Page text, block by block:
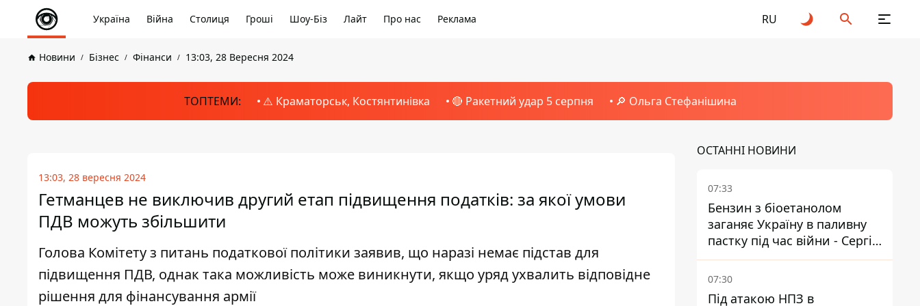
Україна Війна Столиця Гроші Шоу-Біз Лайт Про нас Реклама RU
Новини Бізнес Фінанси 13:03, 28 Вересня 2024
ТОПТЕМИ: ⚠️ Краматорськ, Костянтинівка 🔴 Ракетний удар 5 серпня 🔎 Ольга Стефанішина
13:03, 28 вересня 2024
Гетманцев не виключив другий етап підвищення податків: за якої умови
ПДВ можуть збільшити
Голова Комітету з питань податкової політики заявив, що наразі немає підстав для
підвищення ПДВ, однак така можливість може виникнути, якщо уряд ухвалить відповідне
рішення для фінансування армії
ОСТАННІ НОВИНИ
07:33
Бензин з біоетанолом
заганяє Україну в паливну
пастку під час війни - Сергій
Куюн
07:30
Під атакою НПЗ в